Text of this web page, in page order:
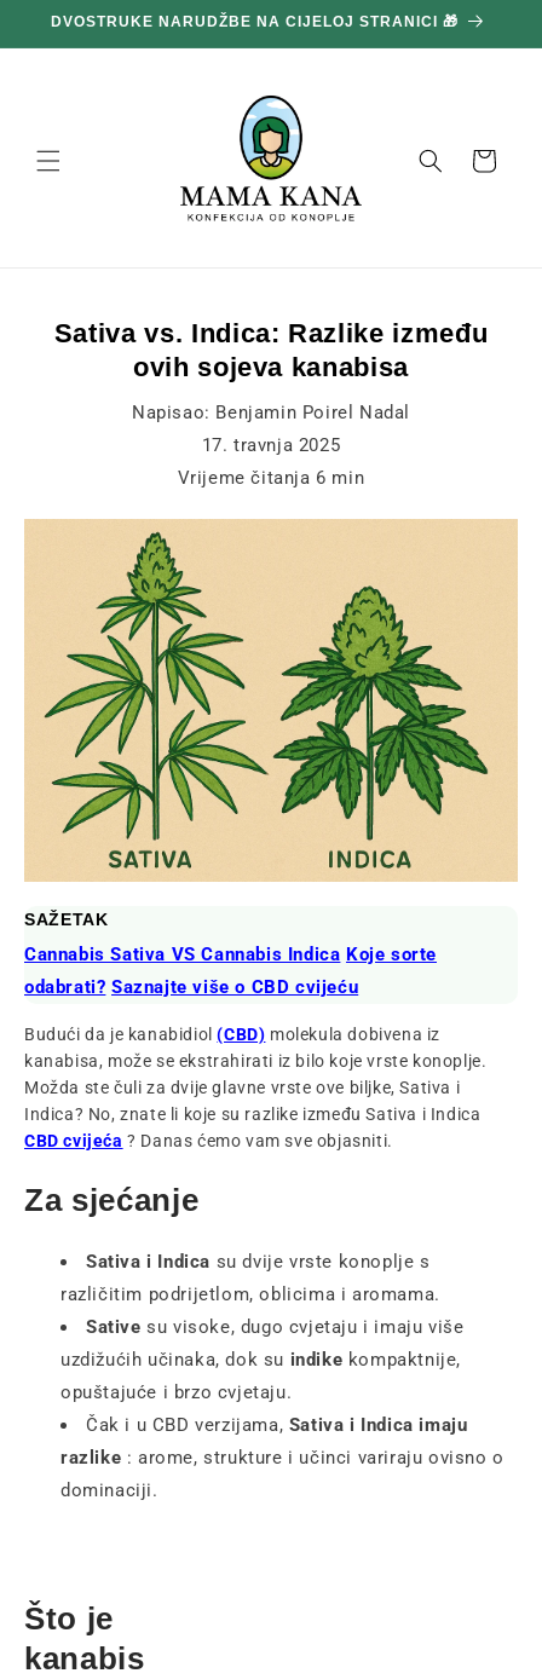
na
sadržaj
DVOSTRUKE NARUDŽBE NA CIJELOJ STRANICI 🎁
Košara
Sativa vs. Indica: Razlike između
ovih sojeva kanabisa
Napisao: Benjamin Poirel Nadal
17. travnja 2025
Vrijeme čitanja 6 min
SAŽETAK
Cannabis Sativa VS Cannabis Indica Koje sorte
odabrati? Saznajte više o CBD cvijeću
Budući da je kanabidiol (CBD) molekula dobivena iz
kanabisa, može se ekstrahirati iz bilo koje vrste konoplje.
Možda ste čuli za dvije glavne vrste ove biljke, Sativa i
Indica? No, znate li koje su razlike između Sativa i Indica
CBD cvijeća ? Danas ćemo vam sve objasniti.
Za sjećanje
Sativa i Indica su dvije vrste konoplje s
različitim podrijetlom, oblicima i aromama.
Sative su visoke, dugo cvjetaju i imaju više
uzdižućih učinaka, dok su indike kompaktnije,
opuštajuće i brzo cvjetaju.
Čak i u CBD verzijama, Sativa i Indica imaju
razlike : arome, strukture i učinci variraju ovisno o
dominaciji.
Što je
kanabis